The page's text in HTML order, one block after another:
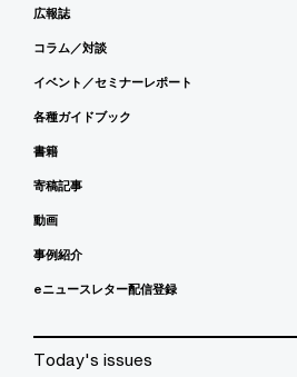
広報誌
コラム／対談
イベント／セミナーレポート
各種ガイドブック
書籍
寄稿記事
動画
事例紹介
eニュースレター配信登録
Today's issues